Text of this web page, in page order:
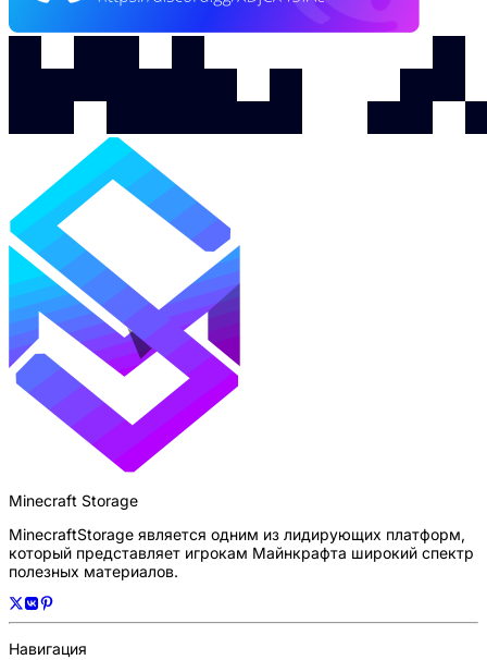
Minecraft Storage
MinecraftStorage является одним из лидирующих платформ,
который представляет игрокам Майнкрафта широкий спектр
полезных материалов.
Навигация